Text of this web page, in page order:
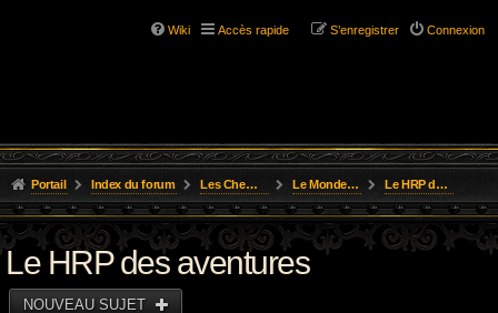
Wiki Accès rapide Connexion
S’enregistrer
Portail Index du forum Les Chemins de L'Aventure Le Monde D'Osgild Le HRP des aventures
Le HRP des aventures
NOUVEAU SUJET